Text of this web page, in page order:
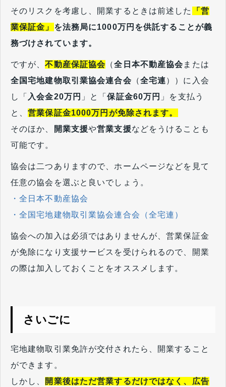
そのリスクを考慮し、開業するときは前述した
「営
業保証金」 を法務局に1000万円を供託することが義
務づけされています。
ですが、不動産保証協会 （全日本不動産協会 または
全国宅地建物取引業協会連合会 （全宅連））に入会
し「 入会金20万円 」と「保証金60万円 」を支払う
と、営業保証金1000万円が免除されます。
そのほか、
開業支援や営業支援などをうけることも
可能です。
協会は二つありますので、ホームページなどを見て
任意の協会を選ぶと良いでしょう。
・全日本不動産協会
・全国宅地建物取引業協会連合会（全宅連）
協会への加入は必須ではありませんが、営業保証金
が免除になり支援サービスを受けられるので、開業
の際は加入しておくことをオススメします。
さいごに
宅地建物取引業免許が交付されたら、開業すること
ができます。
しかし、 開業後はただ営業するだけではなく、広告